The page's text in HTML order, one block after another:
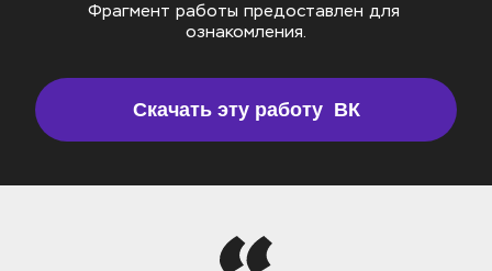
Фрагмент работы предоставлен для
ознакомления.
Скачать эту работу  ВК